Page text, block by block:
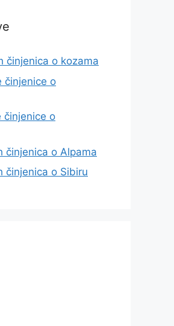
činjenica o kozama
činjenice o
činjenice o
činjenica o Alpama
činjenica o Sibiru